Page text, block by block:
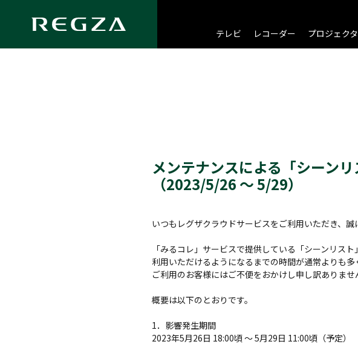
テレビ レコーダー プロジェク
メンテナンスによる「シーン
（2023/5/26 ～ 5/29）
いつもレグザクラウドサービスをご利用いただき、誠
「みるコレ」サービスで提供している「シーンリス
利用いただけるようになるまでの時間が通常よりも多
ご利用のお客様にはご不便をおかけし申し訳ありませ
概要は以下のとおりです。
1．影響発生期間
2023年5月26日 18:00頃 ～ 5月29日 11:00頃（予定）